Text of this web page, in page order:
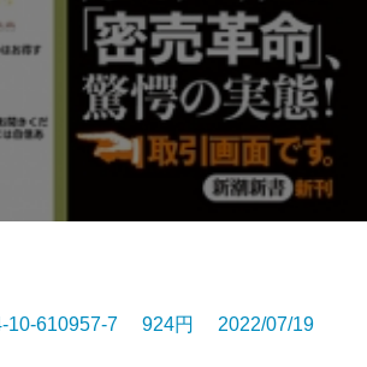
10-610957-7 924円 2022/07/19